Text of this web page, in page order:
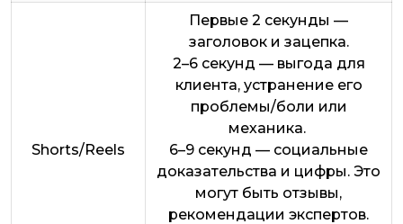
Shorts/Reels
Первые 2 секунды —
заголовок и зацепка.
2–6 секунд — выгода для
клиента, устранение его
проблемы/боли или
механика.
6–9 секунд — социальные
доказательства и цифры. Это
могут быть отзывы,
рекомендации экспертов.